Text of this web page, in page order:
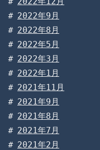
2022年9月
2022年8月
2022年5月
2022年3月
2022年1月
2021年11月
2021年9月
2021年8月
2021年7月
2021年2月